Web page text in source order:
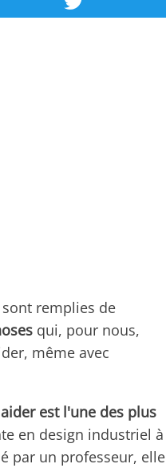
remplies de
qui, pour nous,
même avec
aider est l'une des plus
en design industriel à
par un professeur, elle